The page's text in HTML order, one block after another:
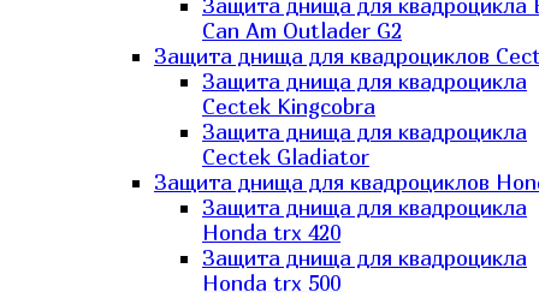
Защита днища для квадроцикла
Can Аm Outlader G2
Защита днища для квадроциклов
Защита днища для квадроцикла
Cectek Kingcobra
Защита днища для квадроцикла
Cectek Gladiator
Защита днища для квадроциклов
Защита днища для квадроцикла
Honda trx 420
Защита днища для квадроцикла
Honda trx 500